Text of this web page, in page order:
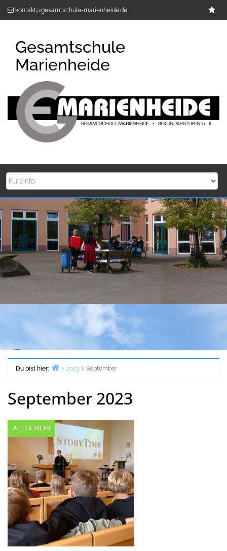
kontakt@gesamtschule-marienheide.de
Gesamtschule
Marienheide
Du bist hier:
2023 September
September 2023
ALLGEMEIN